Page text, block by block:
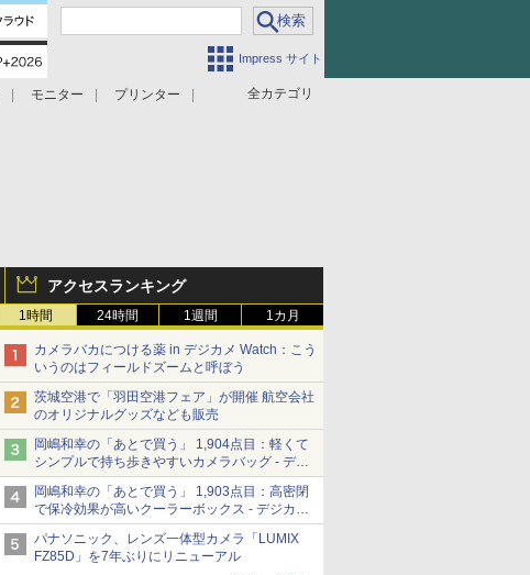
Impress サイト
全カテゴリ
モニター
プリンター
アクセスランキング
1時間 24時間 1週間 1カ月
カメラバカにつける薬 in デジカメ Watch：こう
いうのはフィールドズームと呼ぼう
茨城空港で「羽田空港フェア」が開催 航空会社
のオリジナルグッズなども販売
岡嶋和幸の「あとで買う」 1,904点目：軽くて
シンプルで持ち歩きやすいカメラバッグ - デジ
カメ Watch
岡嶋和幸の「あとで買う」 1,903点目：高密閉
で保冷効果が高いクーラーボックス - デジカメ
Watch
パナソニック、レンズ一体型カメラ「LUMIX
FZ85D」を7年ぶりにリニューアル